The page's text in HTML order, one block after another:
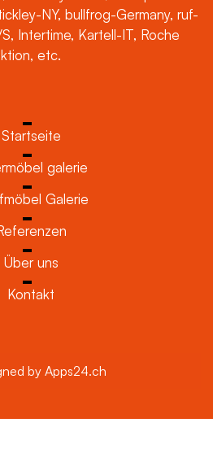
NY, bullfrog-Germany, ruf-
Intertime, Kartell-IT, Roche
etc.
Startseite
galerie
Galerie
Über uns
Kontakt
by Apps24.ch